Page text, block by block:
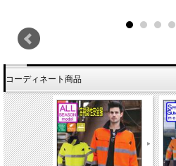
コーディネート商品